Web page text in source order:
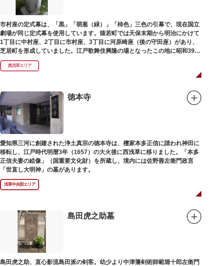
市村座の定式幕は、「黒」「萌葱（緑）」「柿色」三色の引幕で、現在国立
劇場が同じ定式幕を使用しています。猿若町では天保末期から明治にかけて
1丁目に中村座、2丁目に市村座、3丁目に河原崎座（後の守田座）があり、
芝居町を形成していました。江戸歌舞伎興隆の場となったこの地に昭和39年
（1964）に跡碑が建てられました。
奥浅草エリア
徳本寺
愛知県三河に創建された浄土真宗の徳本寺は、檀家本多正信に請われ神田に
移転し、江戸時代明暦3年（1657）の大火後に西浅草に移りました。「本多
正信夫妻の絵像」（国重要文化財）を所蔵し、境内には佐野善左衛門政言
「世直し大明神」の墓があります。
浅草中央部エリア
島田虎之助墓
島田虎之助、直心影流島田派の剣客。幼少より中津藩剣術師範堀十郎左衛門